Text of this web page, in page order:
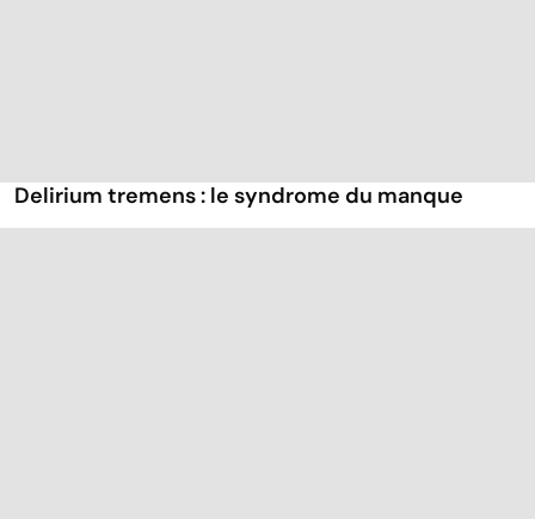
Delirium tremens : le syndrome du manque